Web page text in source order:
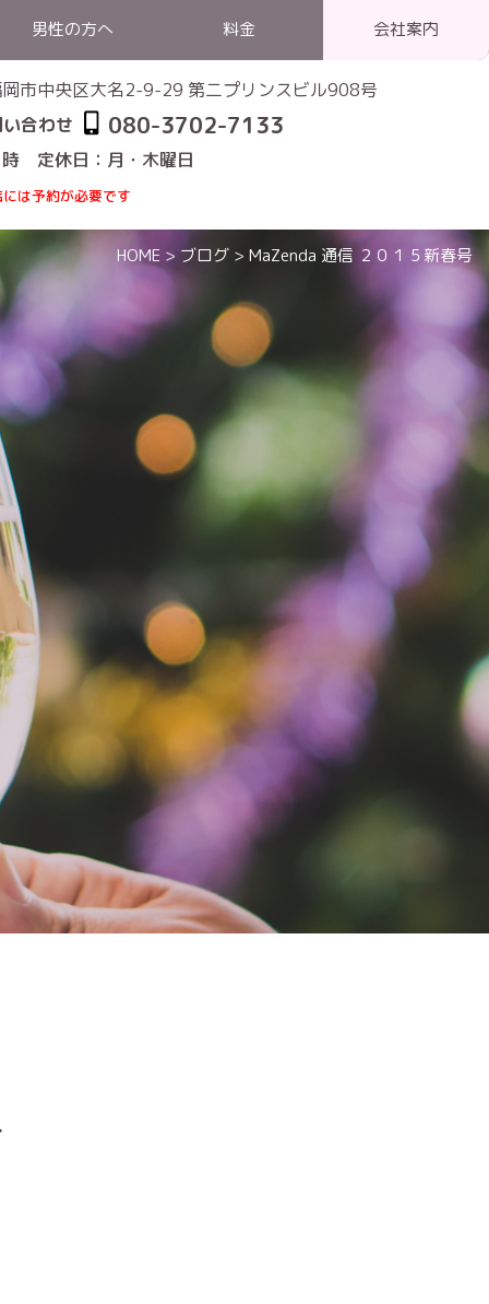
男性の方へ 料金 会社案内
市中央区大名2-9-29 第二プリンスビル908号
合わせ
080-3702-7133
定休日：月・木曜日
は予約が必要です
HOME > ブログ > MaZenda 通信 ２０１５新春号